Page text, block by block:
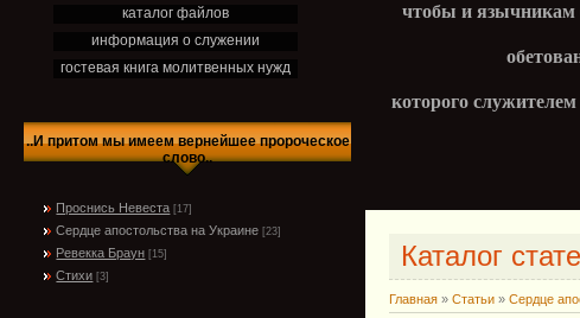
каталог файлов
информация о служении
гостевая книга молитвенных нужд
..И притом мы имеем вернейшее пророческое
слово..
Проснись Невеста [17]
Сердце апостольства на Украине [23]
Ревекка Браун [15]
Стихи [3]
чтобы и язычникам
которого
Каталог
Главная »Статьи »Сердце